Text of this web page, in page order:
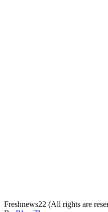
Freshnews22 (All rights are